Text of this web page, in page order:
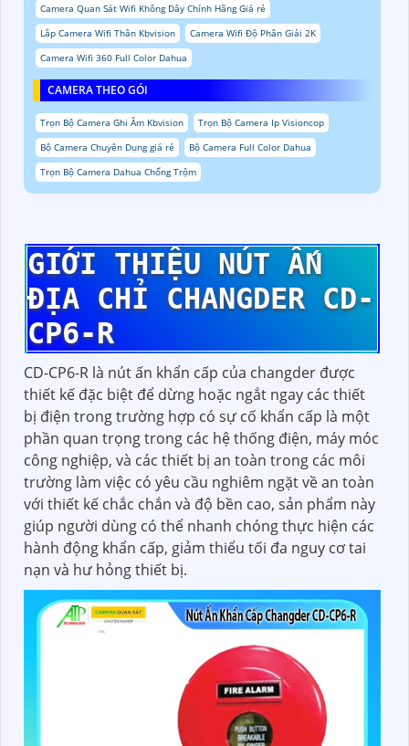
Camera Quan Sát Wifi Không Dây Chính Hãng Giá rẻ
Lắp Camera Wifi Thân Kbvision
Camera Wifi Độ Phân Giải 2K
Camera Wifi 360 Full Color Dahua
CAMERA THEO GÓI
Trọn Bộ Camera Ghi Âm Kbvision
Trọn Bộ Camera Ip Visioncop
Bộ Camera Chuyên Dụng giá rẻ
Bộ Camera Full Color Dahua
Trọn Bộ Camera Dahua Chống Trộm
GIỚI THIỆU NÚT ẤN
ĐỊA CHỈ CHANGDER CD-
CP6-R
CD-CP6-R là nút ấn khẩn cấp của changder được
thiết kế đặc biệt để dừng hoặc ngắt ngay các thiết
bị điện trong trường hợp có sự cố khẩn cấp là một
phần quan trọng trong các hệ thống điện, máy móc
công nghiệp, và các thiết bị an toàn trong các môi
trường làm việc có yêu cầu nghiêm ngặt về an toàn
với thiết kế chắc chắn và độ bền cao, sản phẩm này
giúp người dùng có thể nhanh chóng thực hiện các
hành động khẩn cấp, giảm thiểu tối đa nguy cơ tai
nạn và hư hỏng thiết bị.